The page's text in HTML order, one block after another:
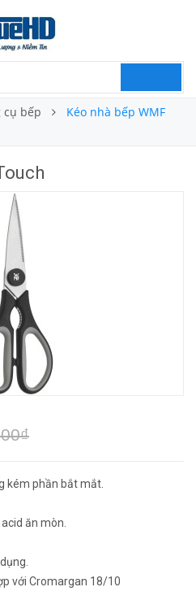
cụ bếp
Kéo nhà bếp WMF
kém phần bắt mắt.
ăn mòn.
với Cromargan 18/10